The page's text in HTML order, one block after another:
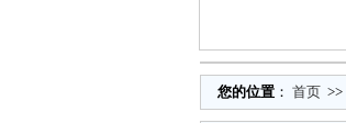
您的位置 ： 首页 >>